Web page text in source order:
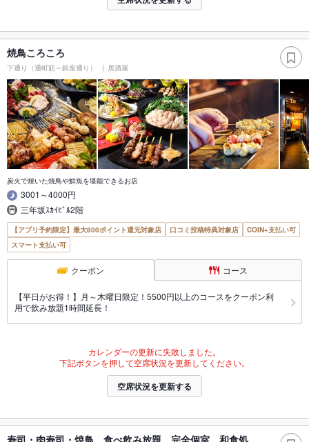
焼鳥ころころ
下通り（通町筋～銀座通り） 居酒屋
炭火で焼いた焼鳥や鮮魚を堪能できるお店
3001～4000円
三年坂ｽｶｲﾋﾞﾙ2階
【アプリ予約限定】最大800ポイント還元対象店 口コミ投稿特典対象店
COIN+支払い可
スマート支払い可
クーポン コース
【平日がお得！】月～木曜日限定！5500円以上のコースをクーポン利
用で飲み放題1時間延長！
カレンダーの更新に失敗しました。
下記ボタンを押して空席状況を更新してください。
空席状況を更新する
寿司・肉寿司・焼鳥 食べ飲み放題 完全個室 和食処